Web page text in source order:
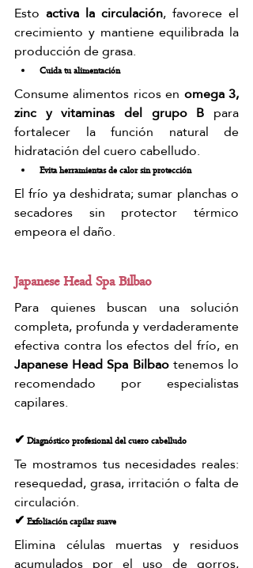
Esto activa la circulación, favorece el
crecimiento y mantiene equilibrada la
producción de grasa.
Cuida tu alimentación
Consume alimentos ricos en omega 3,
zinc y vitaminas del grupo B para
fortalecer la función natural de
hidratación del cuero cabelludo.
Evita herramientas de calor sin protección
El frío ya deshidrata; sumar planchas o
secadores sin protector térmico
empeora el daño.
Japanese Head Spa Bilbao
Para quienes buscan una solución
completa, profunda y verdaderamente
Japanese Head Spa Bilbao tenemos lo
recomendado por especialistas
capilares.
✔ Diagnóstico profesional del cuero cabelludo
Te mostramos tus necesidades reales:
resequedad, grasa, irritación o falta de
circulación.
✔ Exfoliación capilar suave
Elimina células muertas y residuos